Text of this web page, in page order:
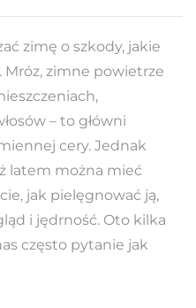
zimę o szkody, jakie
Mróz, zimne powietrze
– to główni
cery. Jednak
latem można mieć
jak pielęgnować ją,
i jędrność. Oto kilka
często pytanie jak